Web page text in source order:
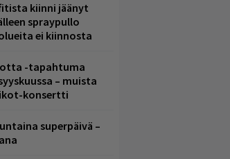
kiinni jäänyt
spraypullo
ei kiinnosta
-tapahtuma
– muista
konsertti
superpäivä –